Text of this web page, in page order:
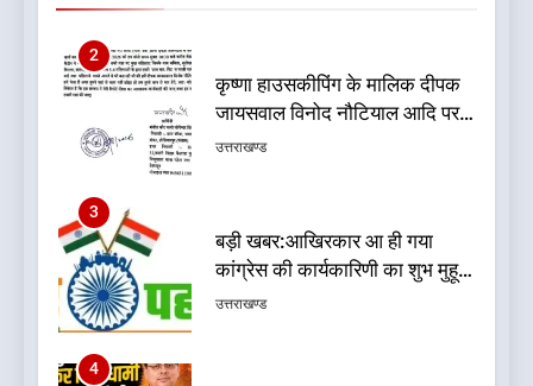
3
बड़ी खबर:आखिरकार आ ही गया
कांग्रेस की कार्यकारिणी का शुभ मुहूर्त,
गोदियाल की टीम घोषित
उत्तराखण्ड
4
बड़ी खबर: मुख्यमंत्री पुष्कर सिंह धामी
को भाजपा ने दी नई जिम्मेदारी ,इन पूर्व
मुख्यमंत्री को भी मिली जिम्मेदारी
उत्तराखण्ड
5